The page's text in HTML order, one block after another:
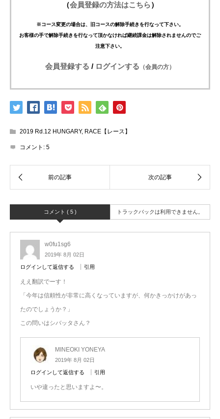
（会員登録の方法はこちら）
※コース変更の場合は、旧コースの解除手続きを行なって下さい。
お客様の手で解除手続きを行なって頂かなければ継続課金は解除されませんのでご
注意下さい。
会員登録する / ログインする （会員の方）
2019 Rd.12 HUNGARY, RACE【レース】
コメント: 5
コメント ( 5 ) トラックバックは利用できません。
w0fu1sg6
2019年 8月 02日
ログインして返信する 引用
ええ翻訳でーす！
「今年は信頼性が非常に高くなっていますが、何かきっかけがあっ
たのでしょうか？」
この問いはシバッタさん？
MINEOKI YONEYA
2019年 8月 02日
ログインして返信する 引用
いや違ったと思いますよ〜。